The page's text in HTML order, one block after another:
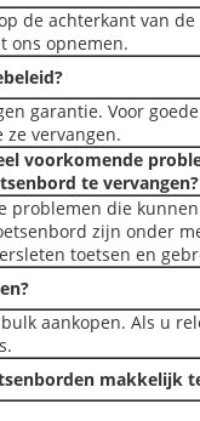
de achterkant van
ons opnemen.
garantie. Voor
ze vervangen.
voorkomende
te vervangen?
problemen die
zijn onder
toetsen en
aankopen. Als u
makkelijk